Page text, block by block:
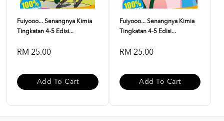
Fuiyooo... Senangnya Kimia
Tingkatan 4-5 Edisi...
RM 25.00
Add To Cart
Fuiyooo... Senangnya Kimia
Tingkatan 4-5 Edisi...
RM 25.00
Add To Cart